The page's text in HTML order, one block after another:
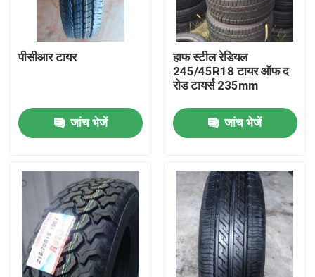
होम
हमारे बारे में
फैक्टरी यात्रा
पीसीआर टायर
जांच भेजें
हाफ स्टील रेडियल
245/45R18 टायर ऑफ द
रोड टायर्स 235mm
जांच भेजें